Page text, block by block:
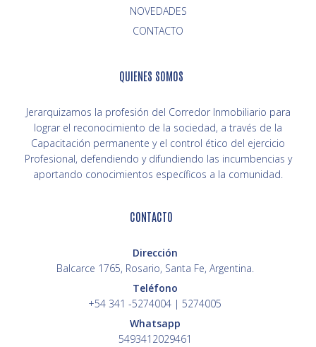
NOVEDADES
CONTACTO
QUIENES SOMOS
Jerarquizamos la profesión del Corredor Inmobiliario para
lograr el reconocimiento de la sociedad, a través de la
Capacitación permanente y el control ético del ejercicio
Profesional, defendiendo y difundiendo las incumbencias y
aportando conocimientos específicos a la comunidad.
CONTACTO
Dirección
Balcarce 1765, Rosario, Santa Fe, Argentina.
Teléfono
+54 341 -5274004 | 5274005
Whatsapp
5493412029461